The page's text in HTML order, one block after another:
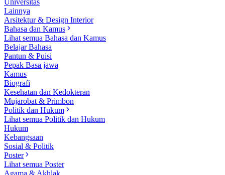
Universitas
Lainnya
Arsitektur & Design Interior
Bahasa dan Kamus
Lihat semua Bahasa dan Kamus
Belajar Bahasa
Pantun & Puisi
Pepak Basa jawa
Kamus
Biografi
Kesehatan dan Kedokteran
Mujarobat & Primbon
Politik dan Hukum
Lihat semua Politik dan Hukum
Hukum
Kebangsaan
Sosial & Politik
Poster
Lihat semua Poster
Agama & Akhlak